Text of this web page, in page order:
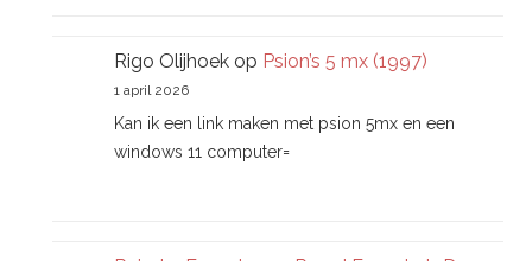
Rigo Olijhoek op Psion’s 5 mx (1997)
1 april 2026
Kan ik een link maken met psion 5mx en een
windows 11 computer=